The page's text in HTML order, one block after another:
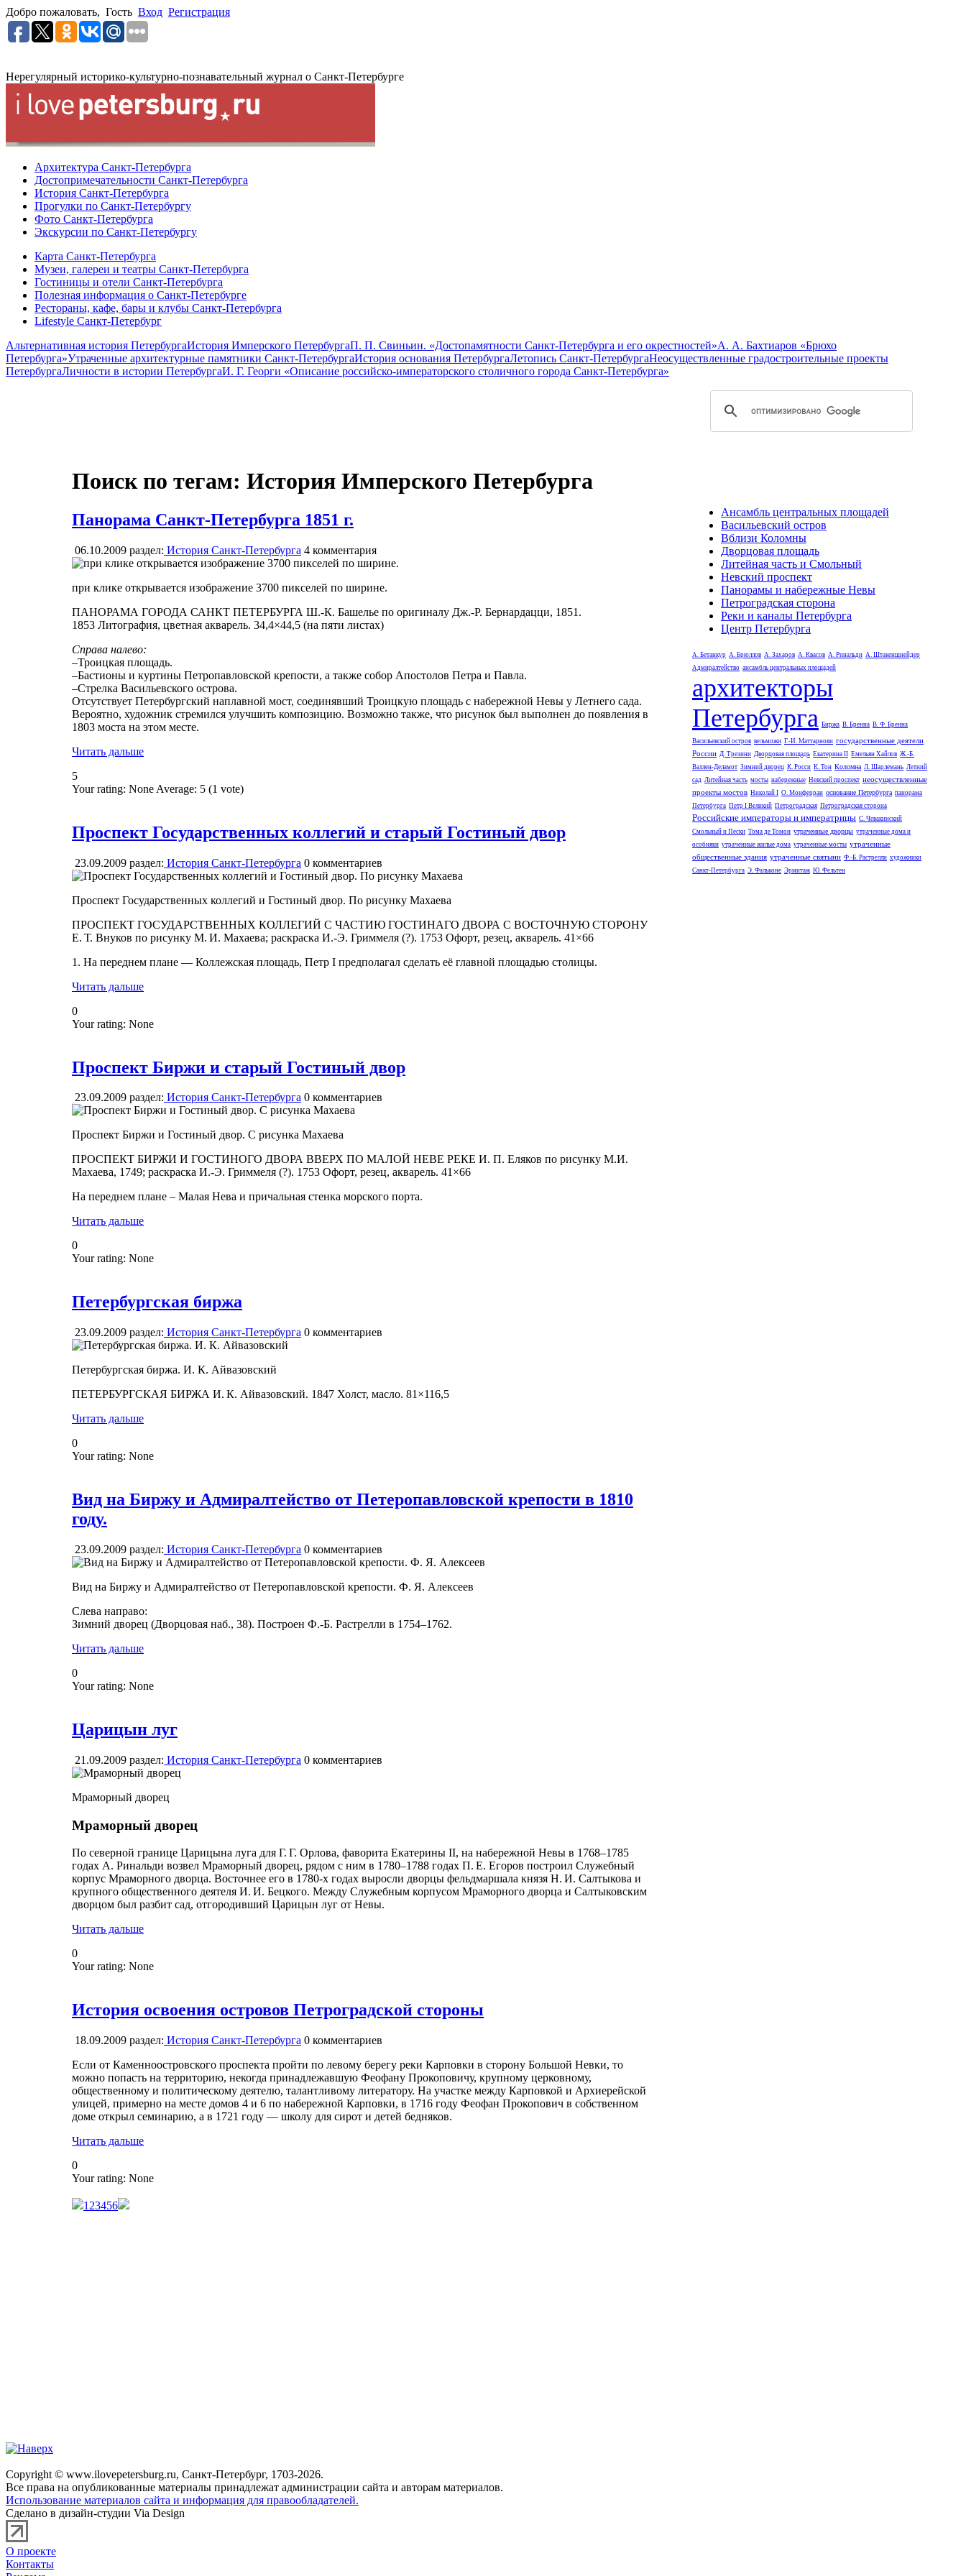
Добро пожаловать, Гость Вход Регистрация
Нерегулярный историко-культурно-познавательный журнал о Санкт-Петербурге
Архитектура Санкт-Петербурга
Достопримечательности Санкт-Петербурга
История Санкт-Петербурга
Прогулки по Санкт-Петербургу
Фото Санкт-Петербурга
Экскурсии по Санкт-Петербургу
Карта Санкт-Петербурга
Музеи, галереи и театры Санкт-Петербурга
Гостиницы и отели Санкт-Петербурга
Полезная информация о Санкт-Петербурге
Рестораны, кафе, бары и клубы Санкт-Петербурга
Lifestyle Санкт-Петербург
Альтернативная история ПетербургаИстория Имперского ПетербургаП. П. Свиньин. «Достопамятности Санкт-Петербурга и его окрестностей»А. А. Бахтиаров «Брюхо
Петербурга»Утраченные архитектурные памятники Санкт-ПетербургаИстория основания ПетербургаЛетопись Санкт-ПетербургаНеосуществленные градостроительные проекты
ПетербургаЛичности в истории ПетербургаИ. Г. Георги «Описание российско-императорского столичного города Санкт-Петербурга»
Поиск по тегам: История Имперского Петербурга
Панорама Санкт-Петербурга 1851 г.
06.10.2009 раздел: История Санкт-Петербурга 4 комментария
при клике открывается изображение 3700 пикселей по ширине.
ПАНОРАМА ГОРОДА САНКТ ПЕТЕРБУРГА Ш.-К. Башелье по оригиналу Дж.-Р. Бернардацци, 1851.
1853 Литография, цветная акварель. 34,4×44,5 (на пяти листах)
Справа налево:
–Троицкая площадь.
–Бастионы и куртины Петропавловской крепости, а также собор Апостолов Петра и Павла.
–Стрелка Васильевского острова.
Отсутствует Петербургский наплавной мост, соединявший Троицкую площадь с набережной Невы у Летнего сада.
Вероятно, художник стремился улучшить композицию. Возможно также, что рисунок был выполнен до появления в
1803 моста на этом месте.
Читать дальше
5
Your rating: None Average: 5 (1 vote)
Проспект Государственных коллегий и старый Гостиный двор
23.09.2009 раздел: История Санкт-Петербурга 0 комментариев
Проспект Государственных коллегий и Гостиный двор. По рисунку Махаева
ПРОСПЕКТ ГОСУДАРСТВЕННЫХ КОЛЛЕГИЙ С ЧАСТИЮ ГОСТИНАГО ДВОРА С ВОСТОЧНУЮ СТОРОНУ
Е. Т. Внуков по рисунку М. И. Махаева; раскраска И.-Э. Гриммеля (?). 1753 Офорт, резец, акварель. 41×66
1. На переднем плане — Коллежская площадь, Петр I предполагал сделать её главной площадью столицы.
Читать дальше
0
Your rating: None
Проспект Биржи и старый Гостиный двор
23.09.2009 раздел: История Санкт-Петербурга 0 комментариев
Проспект Биржи и Гостиный двор. С рисунка Махаева
ПРОСПЕКТ БИРЖИ И ГОСТИНОГО ДВОРА ВВЕРХ ПО МАЛОЙ НЕВЕ РЕКЕ И. П. Еляков по рисунку М.И.
Махаева, 1749; раскраска И.-Э. Гриммеля (?). 1753 Офорт, резец, акварель. 41×66
На переднем плане – Малая Нева и причальная стенка морского порта.
Читать дальше
0
Your rating: None
Петербургская биржа
23.09.2009 раздел: История Санкт-Петербурга 0 комментариев
Петербургская биржа. И. К. Айвазовский
ПЕТЕРБУРГСКАЯ БИРЖА И. К. Айвазовский. 1847 Холст, масло. 81×116,5
Читать дальше
0
Your rating: None
Вид на Биржу и Адмиралтейство от Петеропавловской крепости в 1810
году.
23.09.2009 раздел: История Санкт-Петербурга 0 комментариев
Вид на Биржу и Адмиралтейство от Петеропавловской крепости. Ф. Я. Алексеев
Слева направо:
Зимний дворец (Дворцовая наб., 38). Построен Ф.-Б. Растрелли в 1754–1762.
Читать дальше
0
Your rating: None
Царицын луг
21.09.2009 раздел: История Санкт-Петербурга 0 комментариев
Мраморный дворец
Мраморный дворец
По северной границе Царицына луга для Г. Г. Орлова, фаворита Екатерины II, на набережной Невы в 1768–1785
годах А. Ринальди возвел Мраморный дворец, рядом с ним в 1780–1788 годах П. Е. Егоров построил Служебный
корпус Мраморного дворца. Восточнее его в 1780-х годах выросли дворцы фельдмаршала князя Н. И. Салтыкова и
крупного общественного деятеля И. И. Бецкого. Между Служебным корпусом Мраморного дворца и Салтыковским
дворцом был разбит сад, отгородивший Царицын луг от Невы.
Читать дальше
0
Your rating: None
История освоения островов Петроградской стороны
18.09.2009 раздел: История Санкт-Петербурга 0 комментариев
Если от Каменноостровского проспекта пройти по левому берегу реки Карповки в сторону Большой Невки, то
можно попасть на территорию, некогда принадлежавшую Феофану Прокоповичу, крупному церковному,
общественному и политическому деятелю, талантливому литератору. На участке между Карповкой и Архиерейской
улицей, примерно на месте домов 4 и 6 по набережной Карповки, в 1716 году Феофан Прокопович в собственном
доме открыл семинарию, а в 1721 году — школу для сирот и детей бедняков.
Читать дальше
0
Your rating: None
1 23456
Ансамбль центральных площадей
Васильевский остров
Вблизи Коломны
Дворцовая площадь
Литейная часть и Смольный
Невский проспект
Панорамы и набережные Невы
Петроградская сторона
Реки и каналы Петербурга
Центр Петербурга
А. Бетанкур А. Брюллов А. Захаров А. Квасов А. Ринальди А. Штакеншнейдер
Адмиралтейство ансамбль центральных площадей
архитекторы
Петербурга Биржа В. Бренна В. Ф. Бренна
Васильевский остров вельможи Г.-И. Маттарнови государственные деятели
России Д. Трезини Дворцовая площадь Екатерина II Емельян Хайлов Ж.-Б.
Валлен-Деламот Зимний дворец К. Росси К. Тон Коломна Л. Шарлемань Летний
сад Литейная часть мосты набережные Невский проспект неосуществленные
проекты мостов Николай I О. Монферран основание Петербурга панорама
Петербурга Петр I Великий Петроградская Петроградская сторона
Российские императоры и императрицы С. Чевакинский
Смольный и Пески Тома де Томон утраченные дворцы утраченные дома и
особняки утраченные жилые дома утраченные мосты утраченные
общественные здания утраченные святыни Ф.-Б. Растрелли художники
Санкт-Петербурга Э. Фальконе Эрмитаж Ю. Фельтен
Copyright © www.ilovepetersburg.ru, Санкт-Петербург, 1703-2026.
Все права на опубликованные материалы принадлежат администрации сайта и авторам материалов.
Использование материалов сайта и информация для правообладателей.
Сделано в дизайн-студии Via Design
О проекте
Контакты